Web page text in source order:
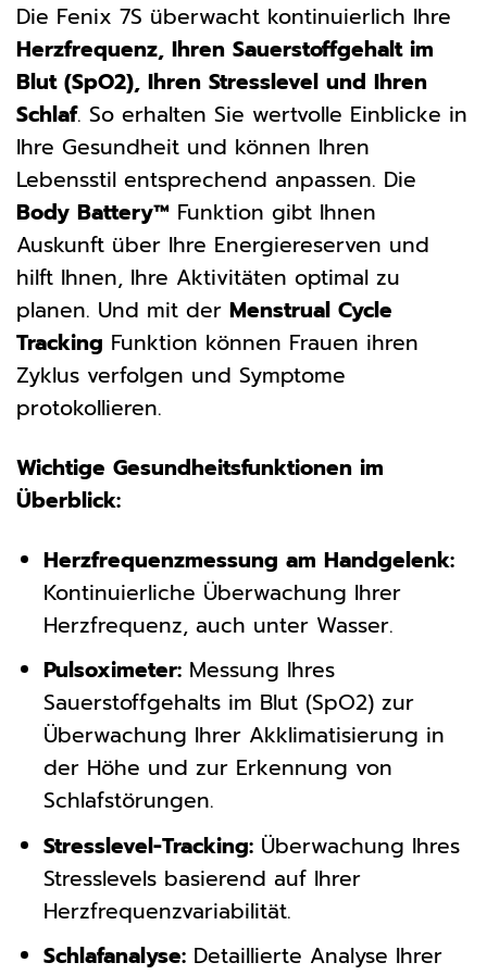
Die Fenix 7S überwacht kontinuierlich Ihre
Herzfrequenz, Ihren Sauerstoffgehalt im
Blut (SpO2), Ihren Stresslevel und Ihren
Schlaf. So erhalten Sie wertvolle Einblicke in
Ihre Gesundheit und können Ihren
Lebensstil entsprechend anpassen. Die
Body Battery™ Funktion gibt Ihnen
Auskunft über Ihre Energiereserven und
hilft Ihnen, Ihre Aktivitäten optimal zu
planen. Und mit der Menstrual Cycle
Tracking Funktion können Frauen ihren
Zyklus verfolgen und Symptome
protokollieren.
Wichtige Gesundheitsfunktionen im
Überblick:
Herzfrequenzmessung am Handgelenk:
Kontinuierliche Überwachung Ihrer
Herzfrequenz, auch unter Wasser.
Pulsoximeter:Messung Ihres
Sauerstoffgehalts im Blut (SpO2) zur
Überwachung Ihrer Akklimatisierung in
der Höhe und zur Erkennung von
Schlafstörungen.
Stresslevel-Tracking:Überwachung Ihres
Stresslevels basierend auf Ihrer
Herzfrequenzvariabilität.
Schlafanalyse:Detaillierte Analyse Ihrer